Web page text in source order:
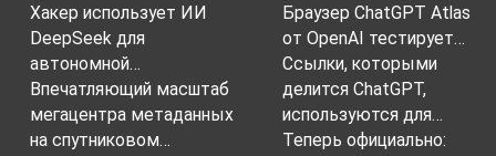
Хакер использует ИИ
DeepSeek для
автономной…
Впечатляющий масштаб
мегацентра метаданных
на спутниковом…
Браузер ChatGPT Atlas
от OpenAI тестирует…
Ссылки, которыми
делится ChatGPT,
используются для…
Теперь официально: